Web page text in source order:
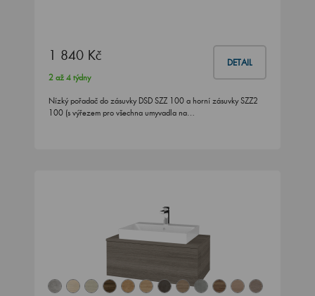
1 840 Kč DETAIL
2 až 4 týdny
Nízký pořadač do zásuvky DSD SZZ 100 a horní zásuvky SZZ2
100 (s výřezem pro všechna umyvadla na…